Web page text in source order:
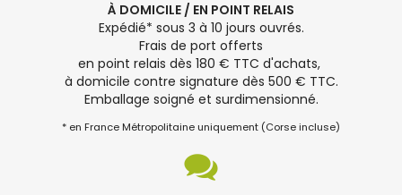
À DOMICILE / EN POINT RELAIS
Expédié* sous 3 à 10 jours ouvrés.
Frais de port offerts
en point relais dès 180 € TTC d'achats,
à domicile contre signature dès 500 € TTC.
Emballage soigné et surdimensionné.
* en France Métropolitaine uniquement (Corse incluse)